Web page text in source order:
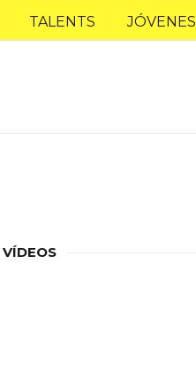
TALENTS JÓVENES
VÍDEOS